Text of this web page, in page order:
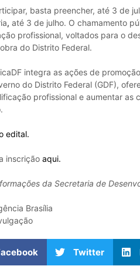
basta preencher, até 3 de
, até 3 de julho. O chamamento
profissional, voltados para o
do Distrito Federal.
integra as ações de
do Distrito Federal (GDF),
profissional e aumentar as
edital.
inscrição aqui.
da Secretaria de
Brasília
Twitter